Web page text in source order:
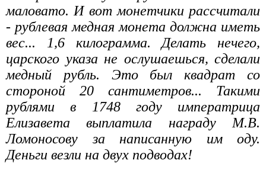
маловато. И вот монетчики рассчитали
- рублевая медная монета должна иметь
вес... 1,6 килограмма. Делать нечего,
царского указа не ослушаешься, сделали
медный рубль. Это был квадрат со
стороной 20 сантиметров... Такими
рублями в 1748 году императрица
Елизавета выплатила награду М.В.
Ломоносову за написанную им оду.
Деньги везли на двух подводах!